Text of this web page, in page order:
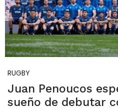
RUGBY
Juan Penoucos
sueño de debutar